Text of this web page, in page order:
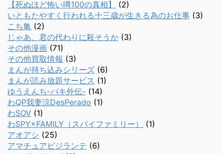
【死ぬほど怖い噂100の真相】
(2)
いともたやすく行われる十三歳が生きる為のお仕事 (3)
こち亀 (2)
じゃあ、君の代わりに殺そうか (3)
その他漫画 (71)
その他買取情報 (3)
まんが持ち込みシリーズ (6)
まんが読み放題サービス (1)
ゆうえんち-バキ外伝- (14)
わQP我妻涼DesPerado (1)
わSOV (1)
わSPY×FAMILY（スパイファミリー）
(1)
アオアシ (25)
アマチュアビジランテ (6)